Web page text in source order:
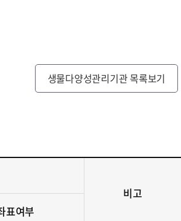
생물다양성관리기관 목록보기
비고
표여부